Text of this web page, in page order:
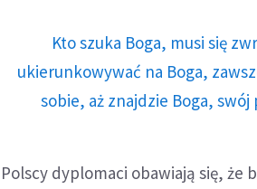
Kto szuka Boga, musi się
ukierunkowywać na Boga,
sobie, aż znajdzie Boga,
Polscy dyplomaci obawiają się, że